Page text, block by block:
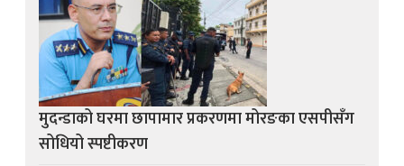
मुदन्डाको घरमा छापामार प्रकरणमा मोरङका एसपीसँग
सोधियो स्पष्टीकरण